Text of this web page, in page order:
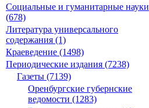
Социальные и гуманитарные науки
(678)
Литература универсального
содержания (1)
Краеведение (1498)
Периодические издания (7238)
Газеты (7139)
Оренбургские губернские
ведомости (1283)